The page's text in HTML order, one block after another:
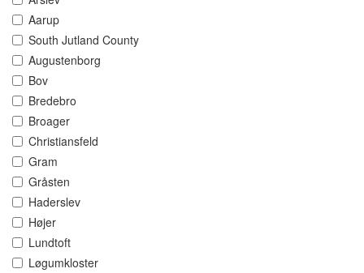
Aarup
South Jutland County
Augustenborg
Bov
Bredebro
Broager
Christiansfeld
Gram
Gråsten
Haderslev
Højer
Lundtoft
Løgumkloster